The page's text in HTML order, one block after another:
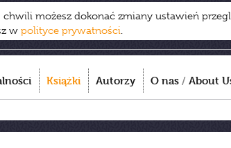
możesz dokonać zmiany ustawień
w polityce prywatności.
Książki Autorzy O nas / About